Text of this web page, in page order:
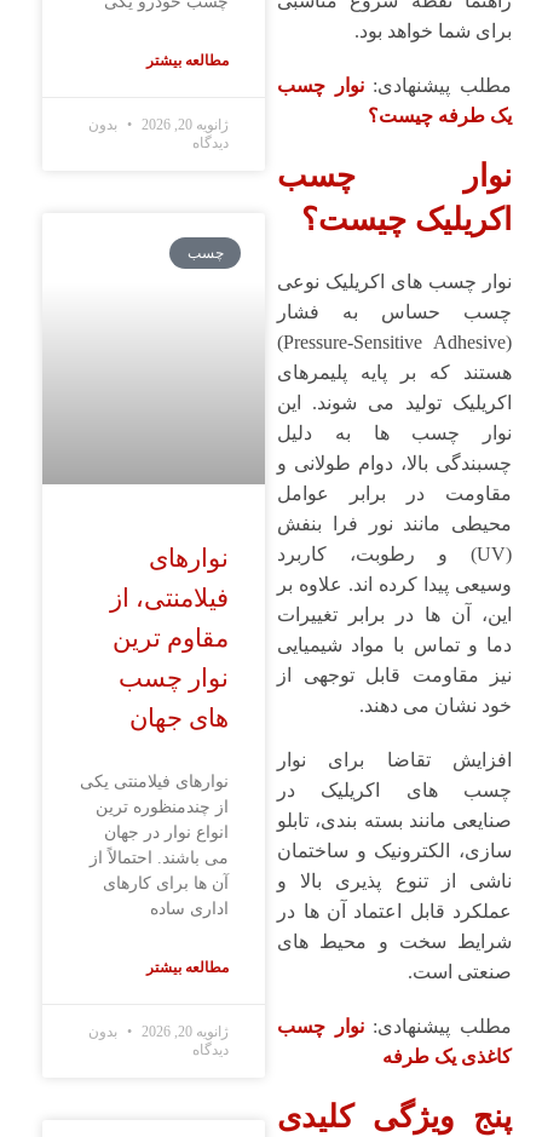
برای شما خواهد بود.
مطلب پیشنهادی:نوار چسب
یک طرفه چیست؟
نوار چسب
اکریلیک چیست؟
نوار چسب ‌های اکریلیک نوعی
چسب حساس به فشار
(Pressure-Sensitive Adhesive)
هستند که بر پایه پلیمرهای
اکریلیک تولید می ‌شوند. این
نوار چسب ‌ها به دلیل
چسبندگی بالا، دوام طولانی و
مقاومت در برابر عوامل
محیطی مانند نور فرا بنفش
(UV) و رطوبت، کاربرد
وسیعی پیدا کرده ‌اند. علاوه بر
این، آن ‌ها در برابر تغییرات
دما و تماس با مواد شیمیایی
نیز مقاومت قابل ‌توجهی از
خود نشان می ‌دهند.
افزایش تقاضا برای نوار
چسب‌ های اکریلیک در
صنایعی مانند بسته‌ بندی، تابلو
‌سازی، الکترونیک و ساختمان
ناشی از تنوع‌ پذیری بالا و
عملکرد قابل اعتماد آن ‌ها در
شرایط سخت و محیط ‌های
صنعتی است.
مطلب پیشنهادی:نوار چسب
کاغذی یک طرفه
پنج
ویژگی کلیدی
مطالعه بیشتر
ژانویه 20, 2026
بدون
دیدگاه
چسب
نوارهای
فیلامنتی، از
مقاوم ترین
نوار چسب
های جهان
نوارهای فیلامنتی یکی
از چندمنظوره ترین
انواع نوار در جهان
می باشند. احتمالاً از
آن ها برای کارهای
اداری ساده
مطالعه بیشتر
ژانویه 20, 2026
بدون
دیدگاه